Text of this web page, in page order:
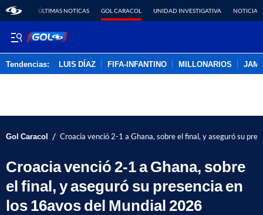
ÚLTIMAS NOTICAS GOL CARACOL UNIDAD INVESTIGATIVA NOTICIAS
Tendencias: LUIS DÍAZ FIFA-INFANTINO MILLONARIOS
Gol Caracol / Croacia venció 2-1 a Ghana, sobre el final, y aseguró su
Croacia venció 2-1 a Ghana, sobre
el final, y aseguró su presencia en
los 16avos del Mundial 2026